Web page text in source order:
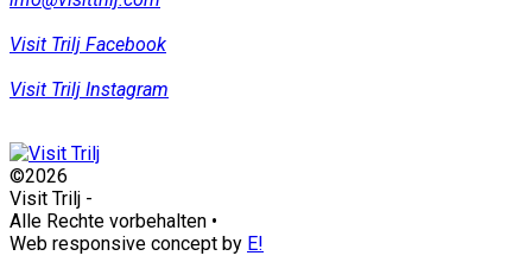
Visit Trilj Facebook
Visit Trilj Instagram
©2026
Visit Trilj -
Alle Rechte vorbehalten •
Web responsive concept by E!